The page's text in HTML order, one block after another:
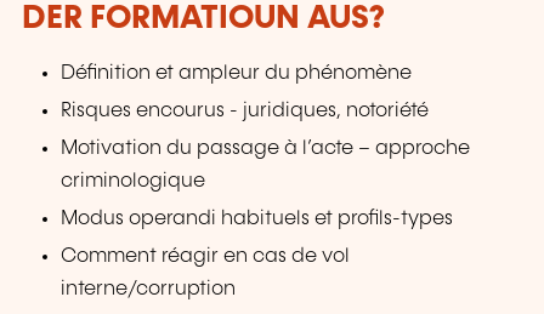
DER FORMATIOUN AUS?
Définition et ampleur du phénomène
Risques encourus - juridiques, notoriété
Motivation du passage à l’acte – approche
criminologique
Modus operandi habituels et profils-types
Comment réagir en cas de vol
interne/corruption